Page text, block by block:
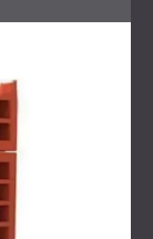
aus der
lautes
präsent und